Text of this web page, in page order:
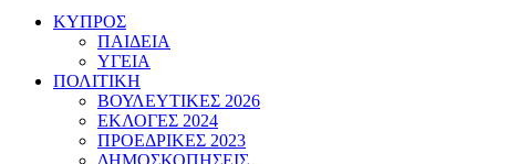
ΚΥΠΡΟΣ
ΠΑΙΔΕΙΑ
ΥΓΕΙΑ
ΠΟΛΙΤΙΚΗ
ΒΟΥΛΕΥΤΙΚΕΣ 2026
ΕΚΛΟΓΕΣ 2024
ΠΡΟΕΔΡΙΚΕΣ 2023
ΔΗΜΟΣΚΟΠΗΣΕΙΣ